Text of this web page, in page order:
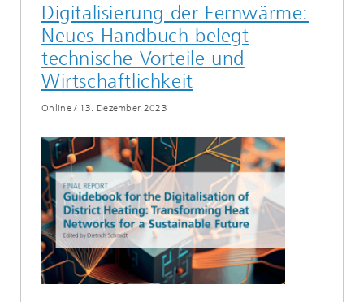
Digitalisierung der Fernwärme:
Neues Handbuch belegt
technische Vorteile und
Wirtschaftlichkeit
Online/ 13. Dezember 2023